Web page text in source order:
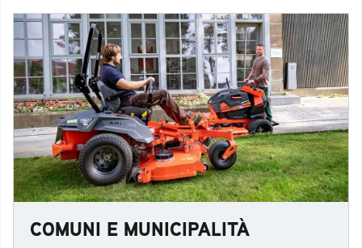
COMUNI E MUNICIPALITÀ